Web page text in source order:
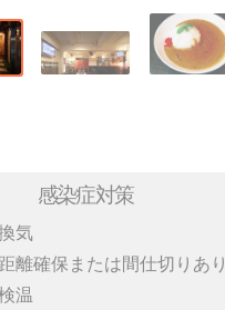
感染症対策
気
離確保または間仕切りあり
温